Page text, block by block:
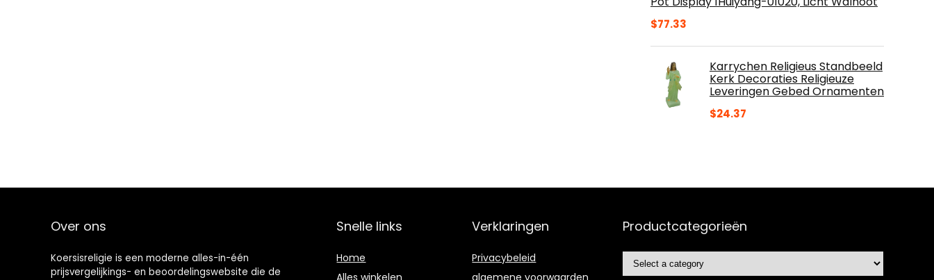
$77.33
Karrychen Religieus Standbeeld
Kerk Decoraties Religieuze
Leveringen Gebed Ornamenten
$24.37
Over ons
Koersisreligie is een moderne alles-in-één
prijsvergelijkings- en beoordelingswebsite die de
Snelle links
Home
Alles winkelen
Verklaringen
Privacybeleid
algemene voorwaarden
Productcategorieën